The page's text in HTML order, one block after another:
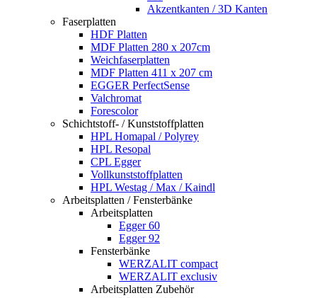
Akzentkanten / 3D Kanten
Faserplatten
HDF Platten
MDF Platten 280 x 207cm
Weichfaserplatten
MDF Platten 411 x 207 cm
EGGER PerfectSense
Valchromat
Forescolor
Schichtstoff- / Kunststoffplatten
HPL Homapal / Polyrey
HPL Resopal
CPL Egger
Vollkunststoffplatten
HPL Westag / Max / Kaindl
Arbeitsplatten / Fensterbänke
Arbeitsplatten
Egger 60
Egger 92
Fensterbänke
WERZALIT compact
WERZALIT exclusiv
Arbeitsplatten Zubehör